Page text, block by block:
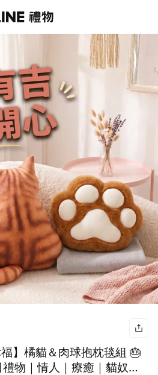
】橘貓＆肉球抱枕毯組 🎂
物｜情人｜療癒｜貓奴｜